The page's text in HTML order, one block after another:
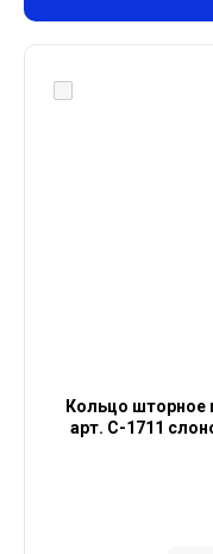
Кольцо шторное
арт. С-1711